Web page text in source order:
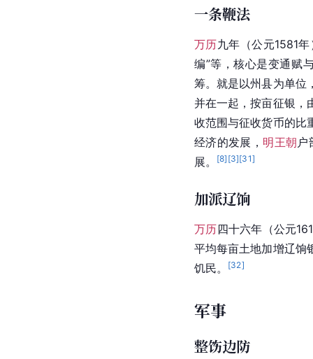
一条鞭法
万历九年（公元1581
编”等，核心是变通赋
筹。就是以州县为单位
并在一起，按亩征银，
收范围与征收货币的比
经济的发展， 明王朝 户
展。
[8] [3][31]
加派辽饷
万历四十六年（公元
平均每亩土地加增辽饷
饥民。
[32]
军事
整饬边防